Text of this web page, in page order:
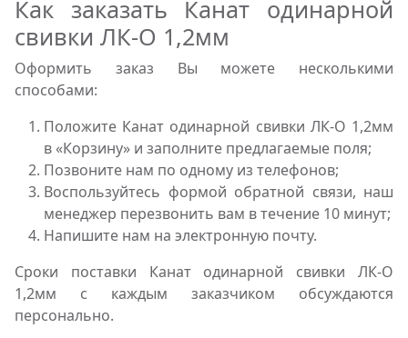
Как заказать Канат одинарной
свивки ЛК-О 1,2мм
Оформить заказ Вы можете несколькими
способами:
Положите Канат одинарной свивки ЛК-О 1,2мм
в «Корзину» и заполните предлагаемые поля;
Позвоните нам по одному из телефонов;
Воспользуйтесь формой обратной связи, наш
менеджер перезвонить вам в течение 10 минут;
Напишите нам на электронную почту.
Сроки поставки Канат одинарной свивки ЛК-О
1,2мм с каждым заказчиком обсуждаются
персонально.